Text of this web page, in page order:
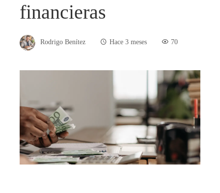
financieras
Rodrigo Benítez Hace 3 meses 70